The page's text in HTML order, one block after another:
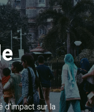
d'impact sur la